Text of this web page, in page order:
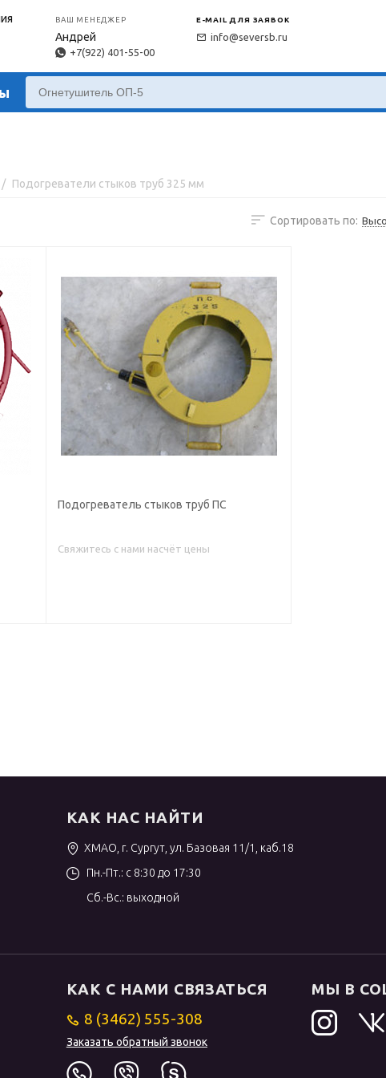
ВАШ МЕНЕДЖЕР
Андрей
+7(922) 401-55-00
E-MAIL ДЛЯ ЗАЯВОК
info@seversb.ru
/ Подогреватели стыков труб 325 мм
Сортировать по:
Подогреватель стыков труб ПС
Свяжитесь с нами насчёт цены
КАК НАС НАЙТИ
ХМАО, г. Сургут, ул. Базовая 11/1, каб.18
Пн.-Пт.: с 8:30 до 17:30
Сб.-Вс.: выходной
КАК С НАМИ СВЯЗАТЬСЯ
8 (3462) 555-308
Заказать обратный звонок
МЫ В